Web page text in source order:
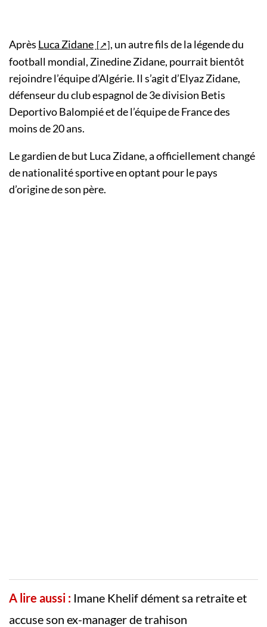
Après Luca Zidane
, un autre fils de la légende du
football mondial, Zinedine Zidane, pourrait bientôt
rejoindre l’équipe d’Algérie. Il s’agit d’Elyaz Zidane,
défenseur du club espagnol de 3e division Betis
Deportivo Balompié et de l’équipe de France des
moins de 20 ans.
Le gardien de but Luca Zidane, a officiellement changé
de nationalité sportive en optant pour le pays
d’origine de son père.
A lire aussi : Imane Khelif dément sa retraite et
accuse son ex-manager de trahison